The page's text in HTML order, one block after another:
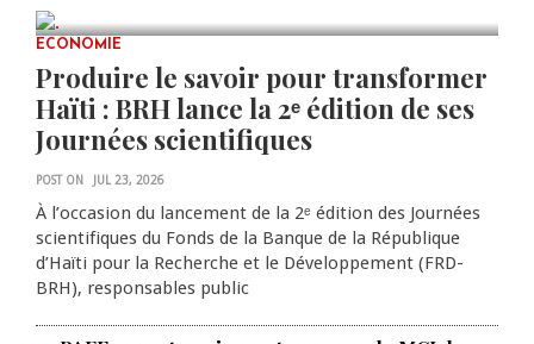
0 COMMENTS
ECONOMIE
Produire le savoir pour transformer
Haïti : BRH lance la 2ᵉ édition de ses
Journées scientifiques
POST ON JUL 23, 2026
À l’occasion du lancement de la 2ᵉ édition des Journées
scientifiques du Fonds de la Banque de la République
d’Haïti pour la Recherche et le Développement (FRD-
BRH), responsables public